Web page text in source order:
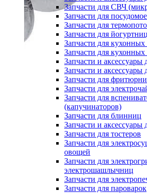
Запчасти для СВЧ
Запчасти для
Запчасти для
Запчасти для йогуртниц
Запчасти для
Запчасти для
Запчасти и аксессуары
Запчасти и
Запчасти для
Запчасти для
Запчасти для
(капучинаторов)
Запчасти для блинниц
Запчасти и аксессуары
Запчасти для тостеров
Запчасти для
овощей
Запчасти для
электрошашлычниц
Запчасти для
Запчасти для пароварок